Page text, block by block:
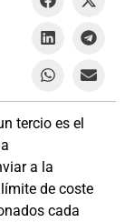
tercio es el
a la
de coste
cada